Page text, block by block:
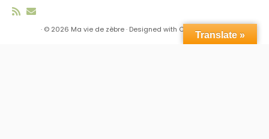
· © 2026 Ma vie de zèbre· Designed with Customizr Pro
Translate »